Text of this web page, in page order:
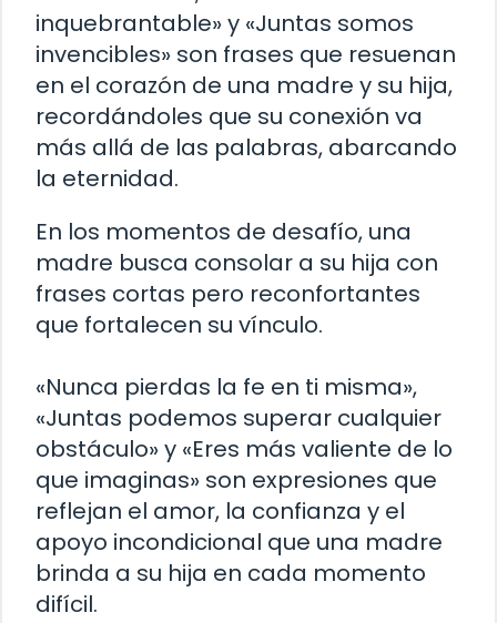
inquebrantable» y «Juntas somos
invencibles» son frases que resuenan
en el corazón de una madre y su hija,
recordándoles que su conexión va
más allá de las palabras, abarcando
la eternidad.
En los momentos de desafío, una
madre busca consolar a su hija con
frases cortas pero reconfortantes
que fortalecen su vínculo.
«Nunca pierdas la fe en ti misma»,
«Juntas podemos superar cualquier
obstáculo» y «Eres más valiente de lo
que imaginas» son expresiones que
reflejan el amor, la confianza y el
apoyo incondicional que una madre
brinda a su hija en cada momento
difícil.